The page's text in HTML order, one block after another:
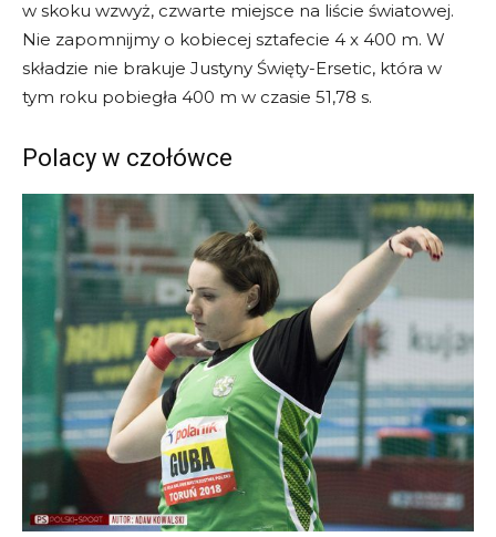
w skoku wzwyż, czwarte miejsce na liście światowej.
Nie zapomnijmy o kobiecej sztafecie 4 x 400 m. W
składzie nie brakuje Justyny Święty-Ersetic, która w
tym roku pobiegła 400 m w czasie 51,78 s.
Polacy w czołówce